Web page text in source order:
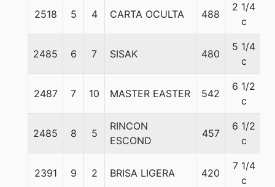
2518 5 4 CARTA OCULTA 488
2 1/4
c
2485 6 7 SISAK 480
5 1/4
c
2487 7 10 MASTER EASTER 542
6 1/2
c
2485 8 5
RINCON
ESCOND
457
6 1/2
c
2391 9 2 BRISA LIGERA 420
7 1/4
c